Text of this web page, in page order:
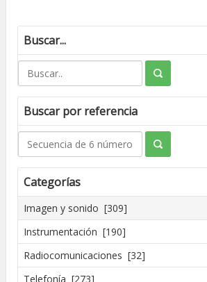
Buscar...
Buscar por referencia
Categorías
Imagen y sonido [309]
Instrumentación [190]
Radiocomunicaciones [32]
Telefonía [273]